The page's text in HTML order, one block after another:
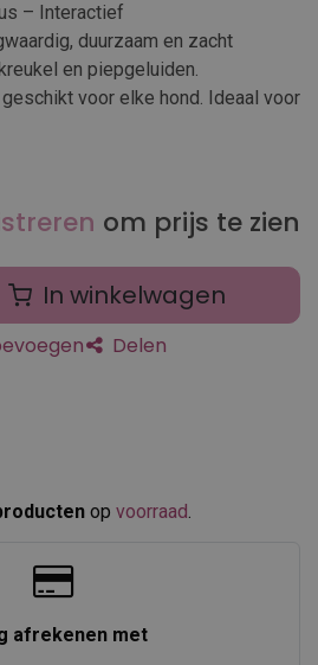
– Interactief
duurzaam en zacht
en piepgeluiden.
voor elke hond. Ideaal voor
om prijs te zien
In winkelwagen
Delen
op voorraad
afrekenen met